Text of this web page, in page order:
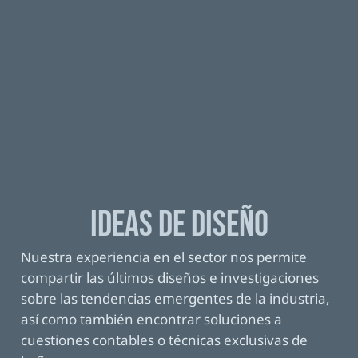
IDEAS DE DISEÑO
Nuestra experiencia en el sector nos permite
compartir las últimos diseños e investigaciones
sobre las tendencias emergentes de la industria,
así como también encontrar soluciones a
cuestiones contables o técnicas exclusivas de
ACCESORIOS HASNGROHE